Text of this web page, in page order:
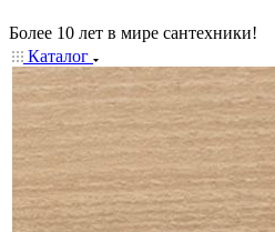
Более 10 лет в мире сантехники!
Каталог